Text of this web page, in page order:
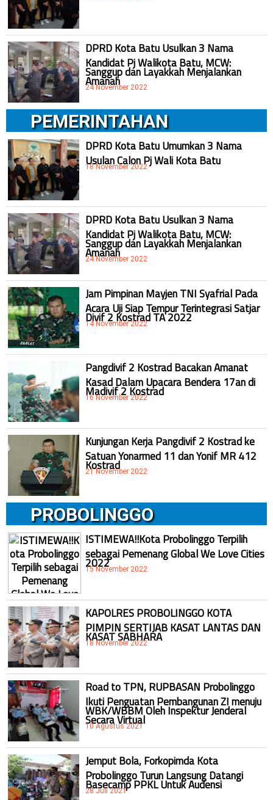
DPRD Kota Batu Usulkan 3 Nama
Kandidat Pj Walikota Batu, MCW:
Sanggup dan Layakkah Menjalankan
Amanah
24 November 2022
PEMERINTAHAN
DPRD Kota Batu Umumkan 3 Nama
Usulan Calon Pj Wali Kota Batu
18 November 2022
DPRD Kota Batu Usulkan 3 Nama
Kandidat Pj Walikota Batu, MCW:
Sanggup dan Layakkah Menjalankan
Amanah
24 November 2022
Jam Pimpinan Mayjen TNI Syafrial Pada
Acara Uji Siap Tempur Terintegrasi Satjar
Divif 2 Kostrad TA 2022
14 November 2022
Pangdivif 2 Kostrad Bacakan Amanat
Kasad Dalam Upacara Bendera 17an di
Madivif 2 Kostrad
16 November 2022
Kunjungan Kerja Pangdivif 2 Kostrad ke
Satuan Yonarmed 11 dan Yonif MR 412
Kostrad
21 November 2022
PROBOLINGGO
ISTIMEWA!!Kota Probolinggo Terpilih
sebagai Pemenang Global We Love Cities
2022
15 November 2022
KAPOLRES PROBOLINGGO KOTA
PIMPIN SERTIJAB KASAT LANTAS DAN
KASAT SABHARA
18 November 2022
Road to TPN, RUPBASAN Probolinggo
Ikuti Penguatan Pembangunan ZI menuju
WBK/WBBM Oleh Inspektur Jenderal
Secara Virtual
10 Agustus 2021
Jemput Bola, Forkopimda Kota
Probolinggo Turun Langsung Datangi
Basecamp PPKL Untuk Audensi
28 Juli 2021